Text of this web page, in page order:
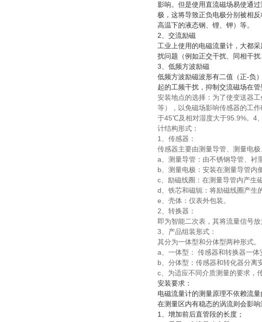
影响。但是使用直流磁场易使通
极，这将导致正负电极分别被相
高温下的液态钢、锂、钾）等。
2、交流励磁
工业上使用的电磁流量计，大都
扰问题（例如正交干扰、同相干
3、低频方波励磁
低频方波励磁波形有二值（正-负
起的工频干扰，抑制交流磁场在
安装地点的选择：为了使变送器
等），以免磁场影响传感器的工
于45℃及相对湿度大于95.9%。4
计结构形式：
1、传感器：
传感器主要由测量导管、测量电
a、测量导管：由不锈钢导管、衬
b、测量电极：安装在测量导管内
c、励磁线圈：在测量导管内产生
d、铁芯和磁轭：将励磁线圈产生
e、壳体：仪表外包装。
2、转换器：
即为智能二次表，其将流量信号
3、产品组装形式：
其分为一体型和分体型两种形式。
a、一体型： 传感器和转换器一体
b、分体型：传感器和转化器分离
c、为适应不同介质测量的要求，
安装要求：
电磁流量计的测量原理不依赖流
在测量区内有稳态的涡流则会影
1、增加前后直管段的长度；